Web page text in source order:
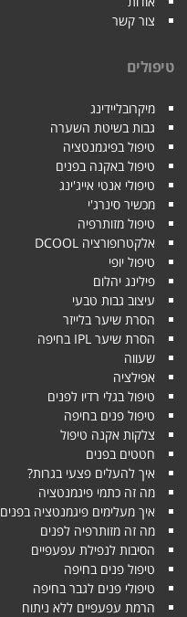
צור קשר
טיפולים
מיקרובליידינג
גבות בשיטת השערה
טיפול בפיגמנטציה
טיפול באקנה בפנים
טיפולי אנטי אייג'ינג
מכשיר סינרג'י
טיפול מזותרפיה
אלקטרופורציה DCOOL
טיפול יופי
פילינג יהלום
עיצוב גבות טבעי
הסרת שיער בלייזר
הסרת שיער IPL בחיפה
שעווה
אפילציה
טיפול בגלי רדיו לפנים
טיפול פנים בחיפה
צלקות אקנה טיפול
חטטים בפנים
איך להעלים פצעי בגרות?
מה זה כתמי פיגמנטציה
איך מעלימים פיגמנטציה בפנים
מה זה מזותרפיה לפנים
הסיבות לנפילת עפעפיים
טיפול פנים בחיפה
טיפולי פנים לגבר בחיפה
הרמת עפעפיים ללא ניתוח